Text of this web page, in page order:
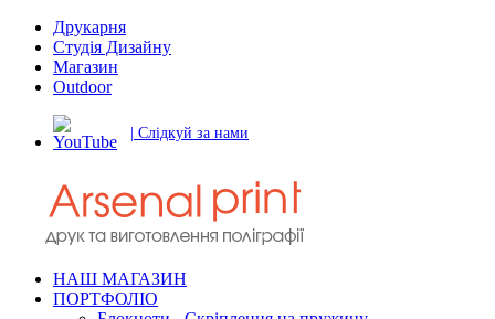
Друкарня
Студія Дизайну
Магазин
Outdoor
| Слідкуй за нами
НАШ МАГАЗИН
ПОРТФОЛІО